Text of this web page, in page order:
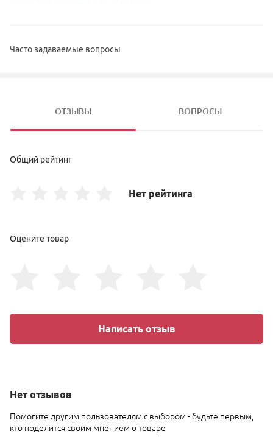
Часто задаваемые вопросы
ОТЗЫВЫ ВОПРОСЫ
Нет отзывов
Помогите другим пользователям с выбором - будьте первым,
кто поделится своим мнением о товаре
Общий рейтинг
Нет рейтинга
Оцените товар
Написать отзыв